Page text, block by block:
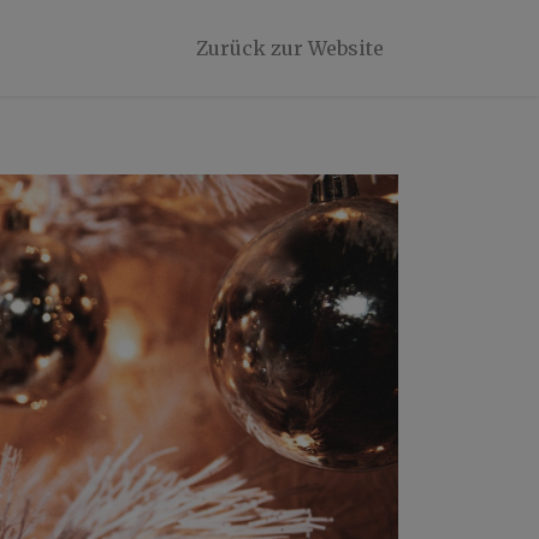
Zurück zur Website